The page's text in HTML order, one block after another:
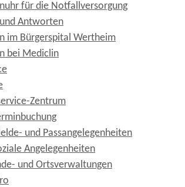
für die Notfallversorgung
Antworten
im Bürgerspital Wertheim
bei Mediclin
Zentrum
und Passangelegenheiten
Angelegenheiten
und Ortsverwaltungen